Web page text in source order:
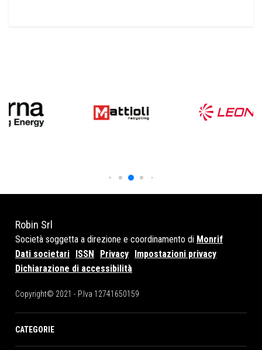
Robin Srl
Società soggetta a direzione e coordinamento di Monrif
Dati societari
ISSN Privacy
Impostazioni privacy
Dichiarazione di accessibilità
Copyright© 2021 - P.Iva 12741650159
CATEGORIE